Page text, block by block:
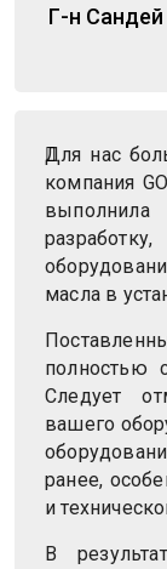
Г-н
Для нас
компания
масла в
полностью
Следует
вашего
ранее,
и
В